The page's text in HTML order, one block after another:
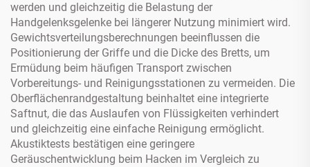
werden und gleichzeitig die Belastung der
Handgelenksgelenke bei längerer Nutzung minimiert wird.
Gewichtsverteilungsberechnungen beeinflussen die
Positionierung der Griffe und die Dicke des Bretts, um
Ermüdung beim häufigen Transport zwischen
Vorbereitungs- und Reinigungsstationen zu vermeiden. Die
Oberflächenrandgestaltung beinhaltet eine integrierte
Saftnut, die das Auslaufen von Flüssigkeiten verhindert
und gleichzeitig eine einfache Reinigung ermöglicht.
Akustiktests bestätigen eine geringere
Geräuschentwicklung beim Hacken im Vergleich zu